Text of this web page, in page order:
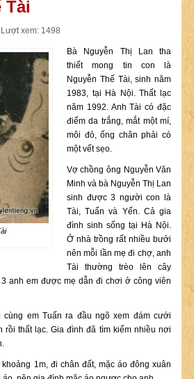
Tài
xem: 1498
Bà Nguyễn Thị Lan tha
thiết mong tin con là
Nguyễn Thế Tài, sinh năm
1983, tại Hà Nội. Thất lạc
năm 1992. Anh Tài có đặc
điểm da trắng, mắt một mí,
môi đỏ, ống chân phải có
một vết sẹo.
Vợ chồng ông Nguyễn Văn
Minh và bà Nguyễn Thị Lan
sinh được 3 người con là
Tài, Tuấn và Yến. Cả gia
đình sinh sống tại Hà Nội.
Ở nhà trồng rất nhiều bưởi
nên mỗi lần mẹ đi chợ, anh
Tài thường trèo lên cây
anh em được mẹ dẫn đi chơi ở công viên
cùng em Tuấn ra đầu ngõ xem đám cưới
rồi thất lạc. Gia đình đã tìm kiếm nhiều nơi
1m, đi chân đất, mặc áo đông xuân